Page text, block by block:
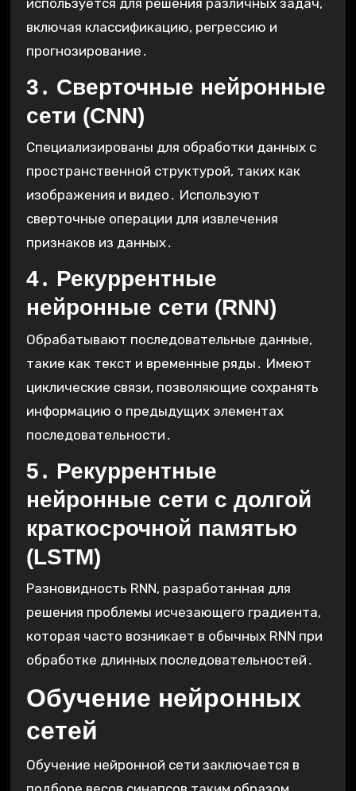
включая классификацию, регрессию и
прогнозирование․
3․ Сверточные нейронные
сети (CNN)
Специализированы для обработки данных с
пространственной структурой, таких как
изображения и видео․ Используют
сверточные операции для извлечения
признаков из данных․
4․ Рекуррентные
нейронные сети (RNN)
Обрабатывают последовательные данные,
такие как текст и временные ряды․ Имеют
циклические связи, позволяющие сохранять
информацию о предыдущих элементах
последовательности․
5․ Рекуррентные
нейронные сети с долгой
краткосрочной памятью
(LSTM)
Разновидность RNN, разработанная для
решения проблемы исчезающего градиента,
которая часто возникает в обычных RNN при
обработке длинных последовательностей․
Обучение нейронных
сетей
Обучение нейронной сети заключается в